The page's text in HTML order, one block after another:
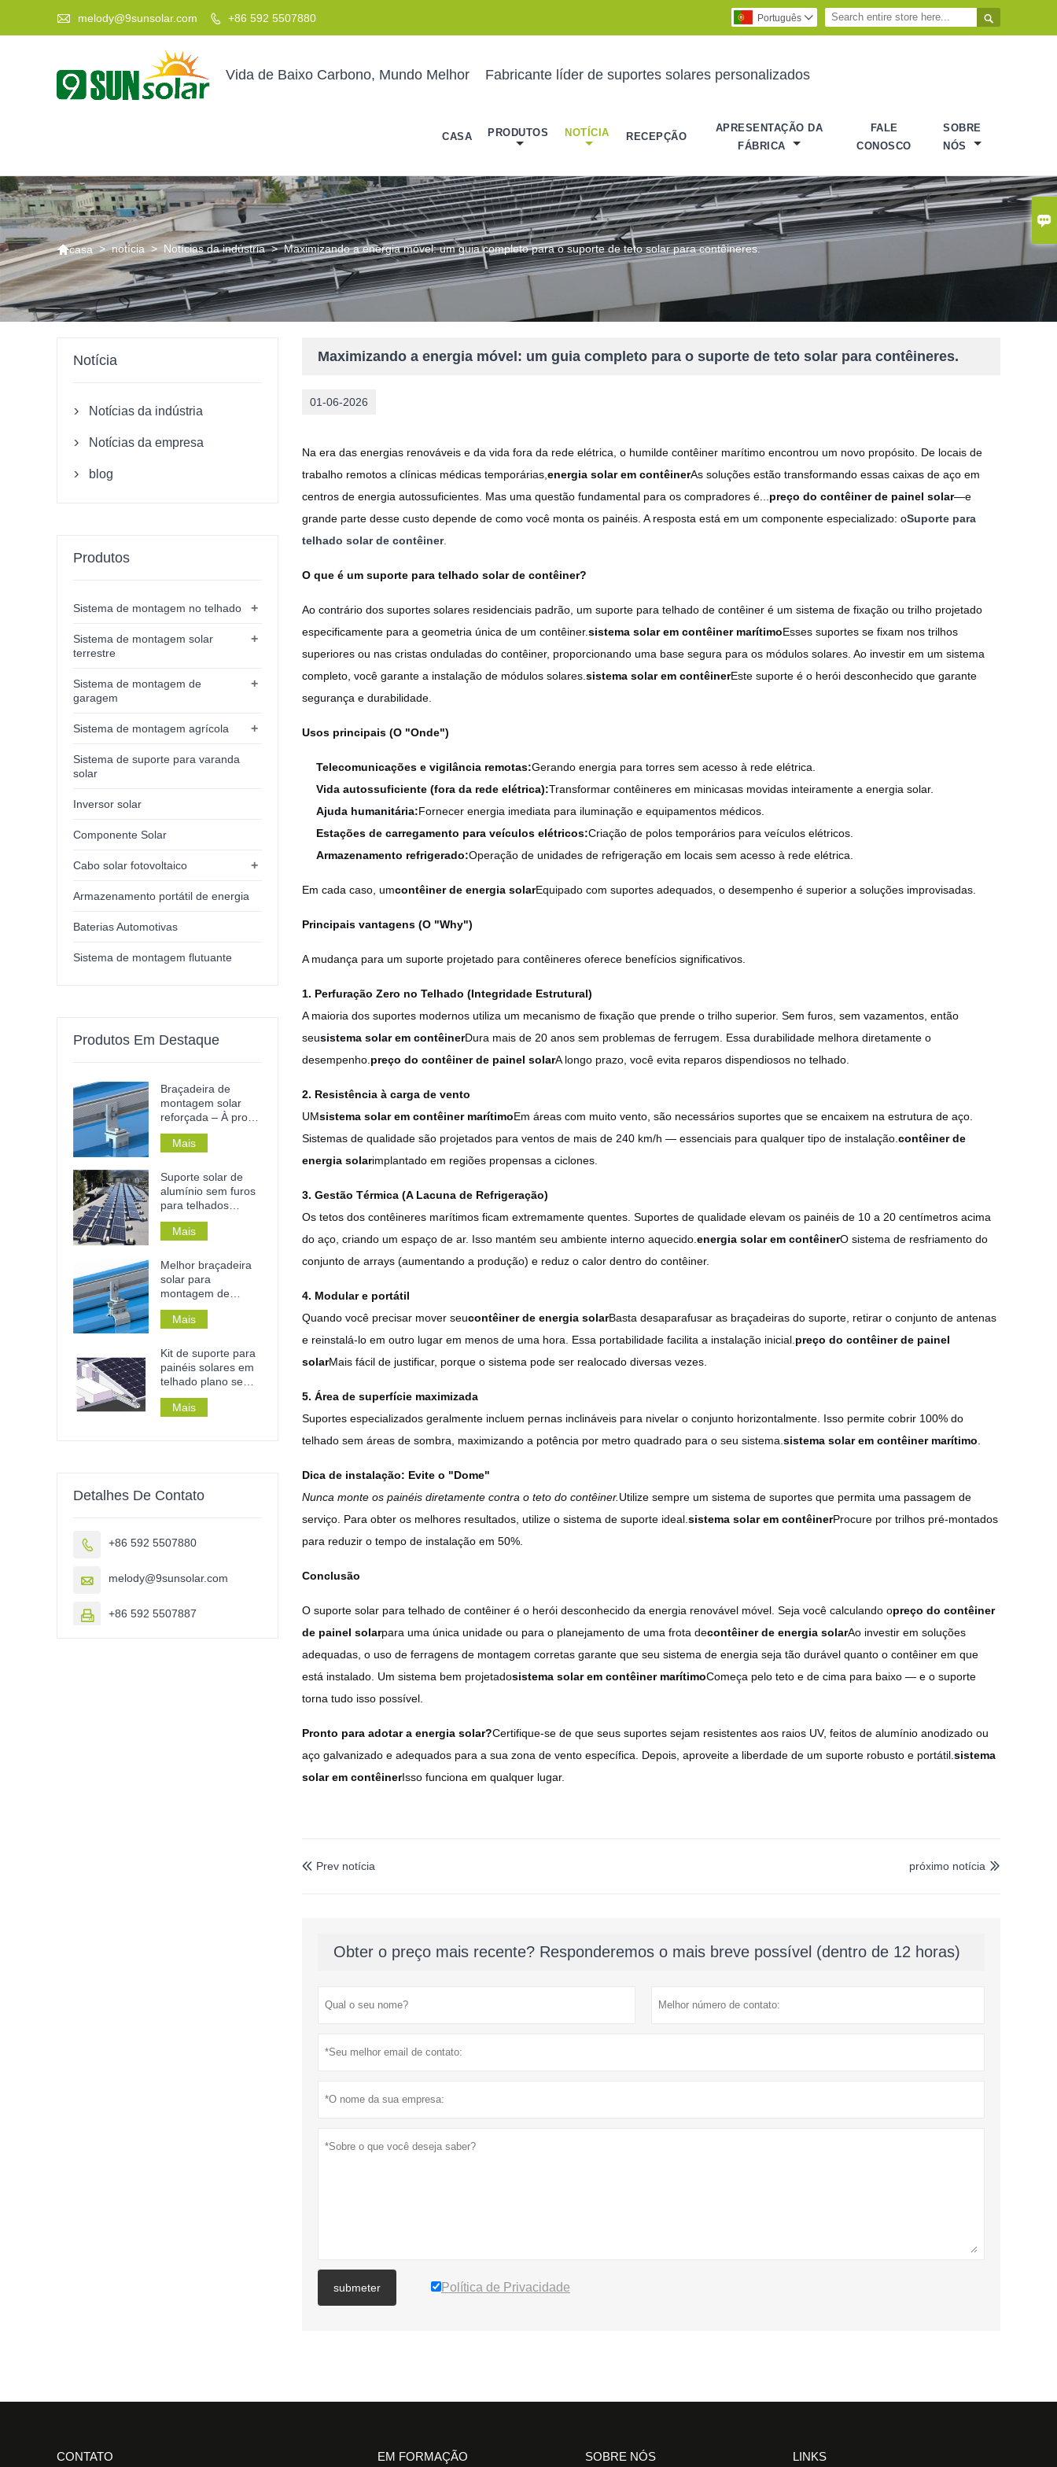

 melody@9sunsolar.com  +86 592 5507880 
Português 
Vida de Baixo Carbono, Mundo Melhor Fabricante líder de suportes solares personalizados
CASA PRODUTOS NOTÍCIA RECEPÇÃO
APRESENTAÇÃO DA
FÁBRICA
FALE
CONOSCO
SOBRE
NÓS
casa > notícia > Notícias da indústria > Maximizando a energia móvel: um guia completo para o suporte de teto solar para contêineres.
Maximizando a energia móvel: um guia completo para o suporte de teto solar para contêineres.
01-06-2026
Na era das energias renováveis ​​e da vida fora da rede elétrica, o humilde contêiner marítimo encontrou um novo propósito. De locais de
trabalho remotos a clínicas médicas temporárias, energia solar em contêinerAs soluções estão transformando essas caixas de aço em
centros de energia autossuficientes. Mas uma questão fundamental para os compradores é... preço do contêiner de painel solar—e
grande parte desse custo depende de como você monta os painéis. A resposta está em um componente especializado: oSuporte para
telhado solar de contêiner.
O que é um suporte para telhado solar de contêiner?
Ao contrário dos suportes solares residenciais padrão, um suporte para telhado de contêiner é um sistema de fixação ou trilho projetado
especificamente para a geometria única de um contêiner.sistema solar em contêiner marítimoEsses suportes se fixam nos trilhos
superiores ou nas cristas onduladas do contêiner, proporcionando uma base segura para os módulos solares. Ao investir em um sistema
completo, você garante a instalação de módulos solares. sistema solar em contêinerEste suporte é o herói desconhecido que garante
segurança e durabilidade.
Usos principais (O "Onde")
Telecomunicações e vigilância remotas:Gerando energia para torres sem acesso à rede elétrica.
Vida autossuficiente (fora da rede elétrica):Transformar contêineres em minicasas movidas inteiramente a energia solar.
Ajuda humanitária:Fornecer energia imediata para iluminação e equipamentos médicos.
Estações de carregamento para veículos elétricos:Criação de polos temporários para veículos elétricos.
Armazenamento refrigerado:Operação de unidades de refrigeração em locais sem acesso à rede elétrica.
Em cada caso, umcontêiner de energia solarEquipado com suportes adequados, o desempenho é superior a soluções improvisadas.
Principais vantagens (O "Why")
A mudança para um suporte projetado para contêineres oferece benefícios significativos.
1. Perfuração Zero no Telhado (Integridade Estrutural)
A maioria dos suportes modernos utiliza um mecanismo de fixação que prende o trilho superior. Sem furos, sem vazamentos, então
seusistema solar em contêinerDura mais de 20 anos sem problemas de ferrugem. Essa durabilidade melhora diretamente o
desempenho. preço do contêiner de painel solarA longo prazo, você evita reparos dispendiosos no telhado.
2. Resistência à carga de vento
UMsistema solar em contêiner marítimoEm áreas com muito vento, são necessários suportes que se encaixem na estrutura de aço.
Sistemas de qualidade são projetados para ventos de mais de 240 km/h — essenciais para qualquer tipo de instalação. contêiner de
energia solarimplantado em regiões propensas a ciclones.
3. Gestão Térmica (A Lacuna de Refrigeração)
Os tetos dos contêineres marítimos ficam extremamente quentes. Suportes de qualidade elevam os painéis de 10 a 20 centímetros acima
do aço, criando um espaço de ar. Isso mantém seu ambiente interno aquecido. energia solar em contêinerO sistema de resfriamento do
conjunto de arrays (aumentando a produção) e reduz o calor dentro do contêiner.
4. Modular e portátil
Quando você precisar mover seucontêiner de energia solarBasta desaparafusar as braçadeiras do suporte, retirar o conjunto de antenas
e reinstalá-lo em outro lugar em menos de uma hora. Essa portabilidade facilita a instalação inicial. preço do contêiner de painel
solarMais fácil de justificar, porque o sistema pode ser realocado diversas vezes.
5. Área de superfície maximizada
Suportes especializados geralmente incluem pernas inclináveis ​​para nivelar o conjunto horizontalmente. Isso permite cobrir 100% do
telhado sem áreas de sombra, maximizando a potência por metro quadrado para o seu sistema. sistema solar em contêiner marítimo
Dica de instalação: Evite o "Dome"
Nunca monte os painéis diretamente contra o teto do contêiner. Utilize sempre um sistema de suportes que permita uma passagem de
serviço. Para obter os melhores resultados, utilize o sistema de suporte ideal. sistema solar em contêinerProcure por trilhos pré-montados
para reduzir o tempo de instalação em 50%.
Conclusão
O suporte solar para telhado de contêiner é o herói desconhecido da energia renovável móvel. Seja você calculando opreço do contêiner
de painel solarpara uma única unidade ou para o planejamento de uma frota decontêiner de energia solarAo investir em soluções
adequadas, o uso de ferragens de montagem corretas garante que seu sistema de energia seja tão durável quanto o contêiner em que
está instalado. Um sistema bem projetadosistema solar em contêiner marítimoComeça pelo teto e de cima para baixo — e o suporte
torna tudo isso possível.
Pronto para adotar a energia solar?Certifique-se de que seus suportes sejam resistentes aos raios UV, feitos de alumínio anodizado ou
aço galvanizado e adequados para a sua zona de vento específica. Depois, aproveite a liberdade de um suporte robusto e portátil. sistema
solar em contêinerIsso funciona em qualquer lugar.
 Prev notícia 
próximo notícia
Obter o preço mais recente? Responderemos o mais breve possível (dentro de 12 horas)
submeter Política de Privacidade
Notícia
 Notícias da indústria
 Notícias da empresa
 blog
Produtos
+
Sistema de montagem no telhado
+
Sistema de montagem solar
terrestre
+
Sistema de montagem de
garagem
+
Sistema de montagem agrícola
Sistema de suporte para varanda
solar
Inversor solar
Componente Solar
+
Cabo solar fotovoltaico
Armazenamento portátil de energia
Baterias Automotivas
Sistema de montagem flutuante
Produtos Em Destaque
Braçadeira de
montagem solar
reforçada – À prova
de ferrugem, sem
perfuração e
ferramentas para
telhados e trilhos
metálicos.
Mais
Suporte solar de
alumínio sem furos
para telhados
planos de concreto,
ideal para
estabelecimentos
comerciais.
Mais
Melhor braçadeira
solar para
montagem de
painéis solares em
telhados de zinco
encaixe.
Mais
Kit de suporte para
painéis solares em
telhado plano sem
perfuração para
telhado de lastro
Mais
Detalhes De Contato
 +86 592 5507880
 melody@9sunsolar.com
 +86 592 5507887
CONTATO EM FORMAÇÃO SOBRE NÓS LINKS